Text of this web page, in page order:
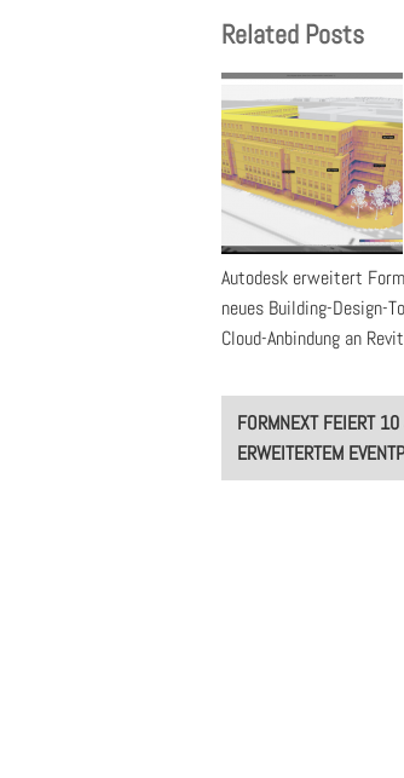
Related Posts
Autodesk erweitert
neues Building-Design-
Cloud-Anbindung an Revit
Post
navigation
FORMNEXT FEIERT
ERWEITERTEM